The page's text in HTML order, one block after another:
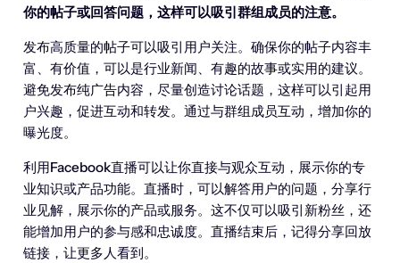
你的帖子或回答问题，这样可以吸引群组成员的注意。
发布高质量的帖子可以吸引用户关注。确保你的帖子内容丰
富、有价值，可以是行业新闻、有趣的故事或实用的建议。
避免发布纯广告内容，尽量创造讨论话题，这样可以引起用
户兴趣，促进互动和转发。通过与群组成员互动，增加你的
曝光度。
利用Facebook直播可以让你直接与观众互动，展示你的专
业知识或产品功能。直播时，可以解答用户的问题，分享行
业见解，展示你的产品或服务。这不仅可以吸引新粉丝，还
能增加用户的参与感和忠诚度。直播结束后，记得分享回放
链接，让更多人看到。